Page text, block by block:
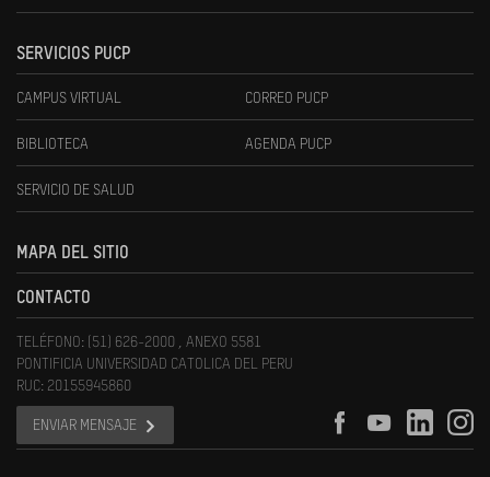
SERVICIOS PUCP
CAMPUS VIRTUAL CORREO PUCP
BIBLIOTECA AGENDA PUCP
SERVICIO DE SALUD
MAPA DEL SITIO
CONTACTO
TELÉFONO: (51) 626-2000 , ANEXO 5581
PONTIFICIA UNIVERSIDAD CATOLICA DEL PERU
RUC: 20155945860
ENVIAR MENSAJE